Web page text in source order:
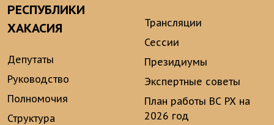
РЕСПУБЛИКИ
ХАКАСИЯ
Депутаты
Руководство
Полномочия
Структура
Трансляции
Сессии
Президиумы
Экспертные советы
План работы ВС РХ на
2026 год